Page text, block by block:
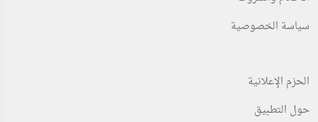
سياسة الخصوصية
الحزم الإعلانية
حول التطبيق